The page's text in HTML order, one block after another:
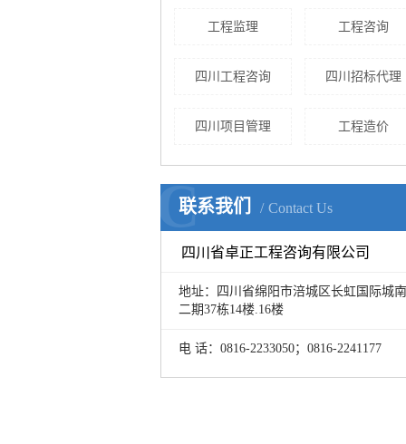
工程监理 工程咨询
四川工程咨询 四川招标代理
四川项目管理 工程造价
联系我们 Contact Us
C
四川省卓正工程咨询有限公司
地址：四川省绵阳市涪城区长虹国际城
二期37栋14楼.16楼
电 话：0816-2233050；0816-2241177